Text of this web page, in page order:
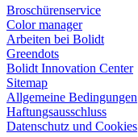
Broschürenservice
Color manager
Arbeiten bei Bolidt
Greendots
Bolidt Innovation Center
Sitemap
Allgemeine Bedingungen
Haftungsausschluss
Datenschutz und Cookies